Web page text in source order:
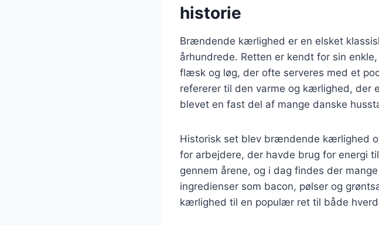
historie
Brændende kærlighed er en elsket
århundrede. Retten er kendt for sin
flæsk og løg, der ofte serveres med et
refererer til den varme og kærlighed, der
blevet en fast del af mange danske
Historisk set blev brændende kærlighed
for arbejdere, der havde brug for energi
gennem årene, og i dag findes der
ingredienser som bacon, pølser og
kærlighed til en populær ret til både